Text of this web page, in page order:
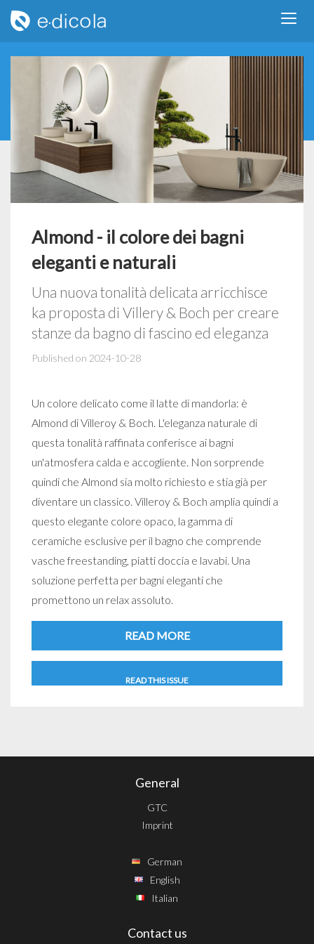
Almond - il colore dei bagni
eleganti e naturali
Una nuova tonalità delicata arricchisce
ka proposta di Villery & Boch per creare
stanze da bagno di fascino ed eleganza
Published on 2024-10-28
Un colore delicato come il latte di mandorla: è
Almond di Villeroy & Boch. L'eleganza naturale di
questa tonalità raffinata conferisce ai bagni
un'atmosfera calda e accogliente. Non sorprende
quindi che Almond sia molto richiesto e stia già per
diventare un classico. Villeroy & Boch amplia quindi a
questo elegante colore opaco, la gamma di
ceramiche esclusive per il bagno che comprende
vasche freestanding, piatti doccia e lavabi. Una
soluzione perfetta per bagni eleganti che
promettono un relax assoluto.
READ MORE
READ THIS ISSUE
General
GTC
Imprint
German
English
Italian
Contact us